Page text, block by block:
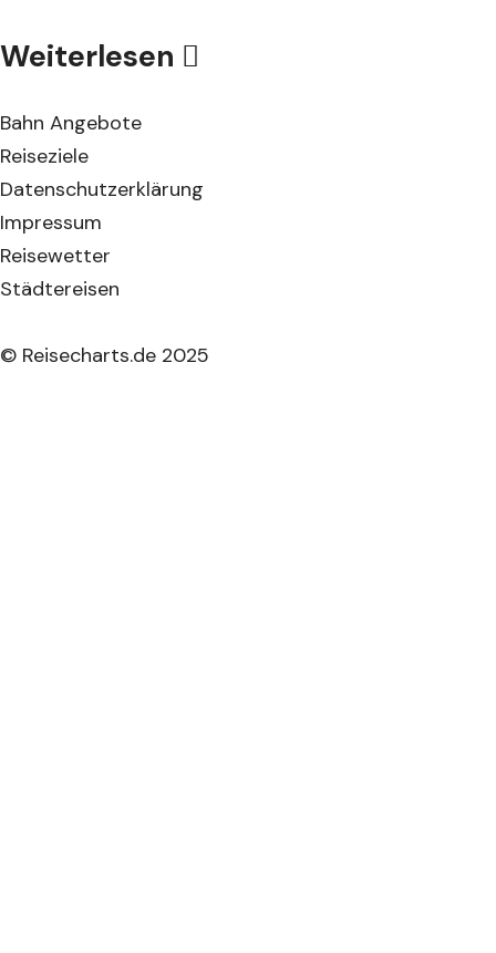
Weiterlesen
Bahn Angebote
Reiseziele
Datenschutzerklärung
Impressum
Reisewetter
Städtereisen
© Reisecharts.de 2025